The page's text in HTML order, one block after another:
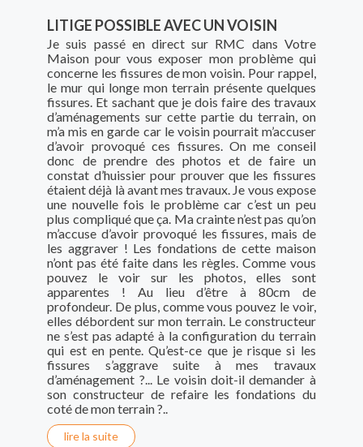
LITIGE POSSIBLE AVEC UN VOISIN
Je suis passé en direct sur RMC dans Votre
Maison pour vous exposer mon problème qui
concerne les fissures de mon voisin. Pour rappel,
le mur qui longe mon terrain présente quelques
fissures. Et sachant que je dois faire des travaux
d’aménagements sur cette partie du terrain, on
m’a mis en garde car le voisin pourrait m’accuser
d’avoir provoqué ces fissures. On me conseil
donc de prendre des photos et de faire un
constat d’huissier pour prouver que les fissures
étaient déjà là avant mes travaux. Je vous expose
une nouvelle fois le problème car c’est un peu
plus compliqué que ça. Ma crainte n’est pas qu’on
m’accuse d’avoir provoqué les fissures, mais de
les aggraver ! Les fondations de cette maison
n’ont pas été faite dans les règles. Comme vous
pouvez le voir sur les photos, elles sont
apparentes ! Au lieu d’être à 80cm de
profondeur. De plus, comme vous pouvez le voir,
elles débordent sur mon terrain. Le constructeur
ne s’est pas adapté à la configuration du terrain
qui est en pente. Qu’est-ce que je risque si les
fissures s’aggrave suite à mes travaux
d’aménagement ?... Le voisin doit-il demander à
son constructeur de refaire les fondations du
coté de mon terrain ?..
lire la suite